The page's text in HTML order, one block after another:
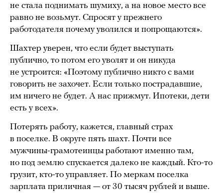
не стала поднимать шумиху, а на новое место все
равно не возьмут. Спросят у прежнего
работодателя почему уволился и попрощаются».
Шахтер уверен, что если будет выступать
публично, то потом его уволят и он никуда
не устроится: «Поэтому публично никто с вами
говорить не захочет. Если только пострадавшие,
им ничего не будет. А нас прижмут. Ипотеки, дети
есть у всех».
Потерять работу, кажется, главный страх
в поселке. В округе пять шахт. Почти все
мужчины-грамотеинцы работают именно там,
но под землю спускается далеко не каждый. Кто-то
грузит, кто-то управляет. По меркам поселка
зарплата приличная — от 30 тысяч рублей и выше.